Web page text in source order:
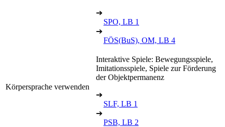
➔
SPO, LB 1
➔
FÖS(BuS), OM, LB 4
Körpersprache verwenden
Interaktive Spiele: Bewegungsspiele,
Imitationsspiele, Spiele zur Förderung
der Objektpermanenz
➔
SLF, LB 1
➔
PSB, LB 2